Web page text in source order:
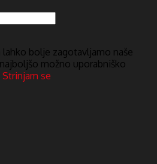
bolje zagotavljamo naše
možno uporabniško
Strinjam se